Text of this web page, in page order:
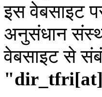
इस वेबसाइट
अनुसंधान
वेबसाइट से